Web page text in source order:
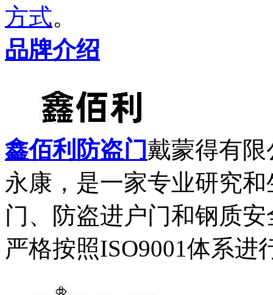
方式。
品牌介绍
鑫佰利防盗门戴蒙得有
永康，是一家专业研究
门、防盗进户门和钢质
严格按照ISO9001体系进